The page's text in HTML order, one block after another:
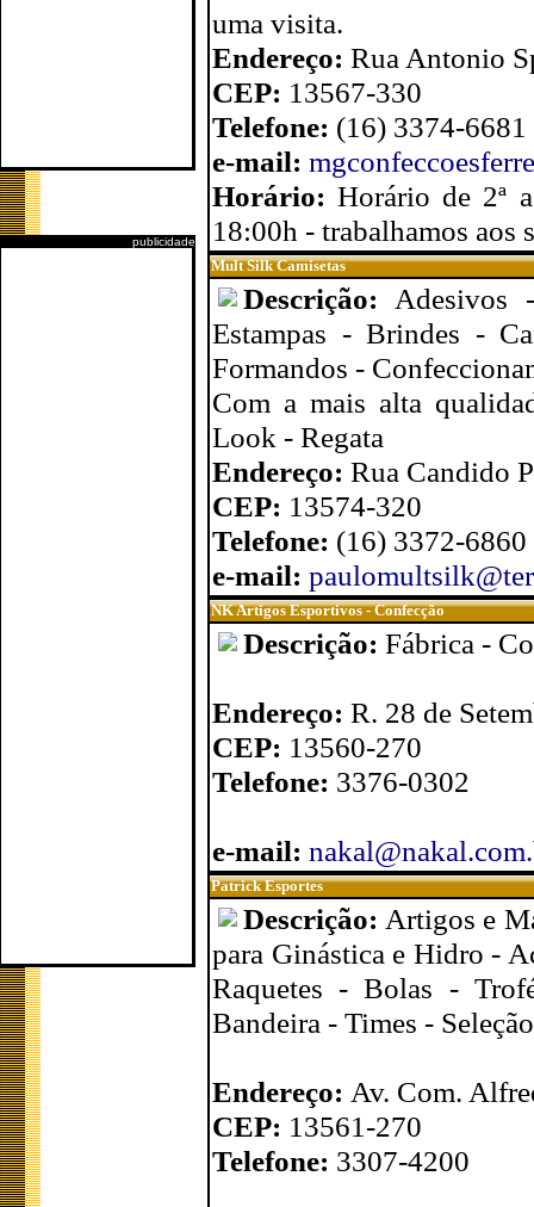
publicidade
uma visita.
Endereço: Rua Antonio
CEP: 13567-330
Telefone: (16) 3374-
e-mail:
Horário:Horário de 2ª
18:00h - trabalhamos aos
Mult Silk Camisetas
Descrição: Adesivos
Estampas - Brindes -
Formandos -
Com a mais alta
Look - Regata
Endereço: Rua Candido
CEP: 13574-320
Telefone: (16) 3372-6860
e-mail:
NK Artigos Esportivos - Confecção
Descrição: Fábrica -
Endereço: R. 28 de
CEP: 13560-270
Telefone: 3376-0302
e-mail:
Patrick Esportes
Descrição: Artigos e
para Ginástica e Hidro -
Raquetes - Bolas -
Bandeira - Times -
Endereço: Av. Com.
CEP: 13561-270
Telefone: 3307-4200